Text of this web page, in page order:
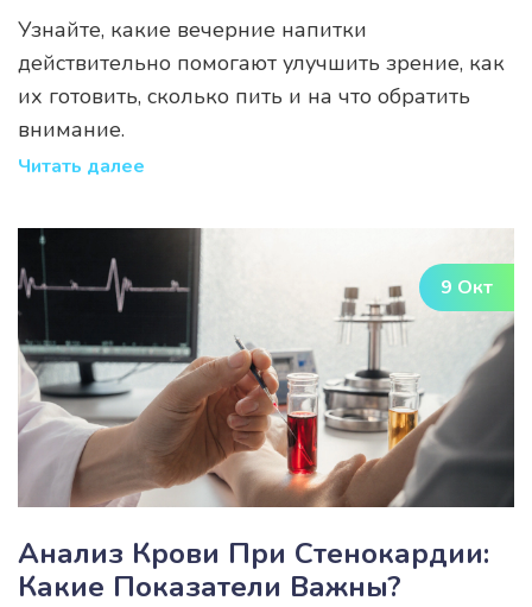
Узнайте, какие вечерние напитки
действительно помогают улучшить зрение, как
их готовить, сколько пить и на что обратить
внимание.
Читать далее
9 Окт
Анализ Крови При Стенокардии:
Какие Показатели Важны?